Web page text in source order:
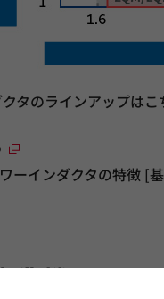
タのラインアップはこ
ーインダクタの特徴 [
業機器ま